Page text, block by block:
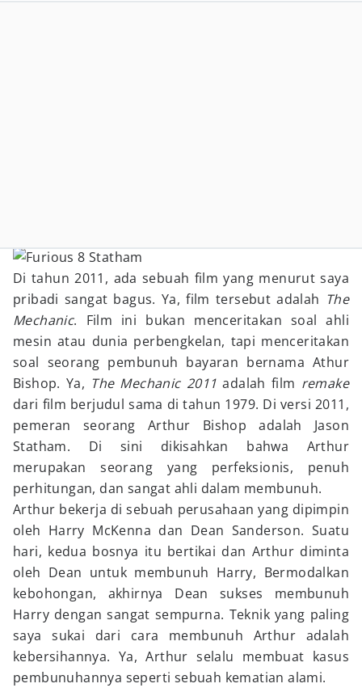
Di tahun 2011, ada sebuah film yang menurut saya
pribadi sangat bagus. Ya, film tersebut adalah The
Mechanic. Film ini bukan menceritakan soal ahli
mesin atau dunia perbengkelan, tapi menceritakan
soal seorang pembunuh bayaran bernama Athur
Bishop. Ya, The Mechanic 2011 adalah film remake
dari film berjudul sama di tahun 1979. Di versi 2011,
pemeran seorang Arthur Bishop adalah Jason
Statham. Di sini dikisahkan bahwa Arthur
merupakan seorang yang perfeksionis, penuh
perhitungan, dan sangat ahli dalam membunuh.
Arthur bekerja di sebuah perusahaan yang dipimpin
oleh Harry McKenna dan Dean Sanderson. Suatu
hari, kedua bosnya itu bertikai dan Arthur diminta
oleh Dean untuk membunuh Harry, Bermodalkan
kebohongan, akhirnya Dean sukses membunuh
Harry dengan sangat sempurna. Teknik yang paling
saya sukai dari cara membunuh Arthur adalah
kebersihannya. Ya, Arthur selalu membuat kasus
pembunuhannya seperti sebuah kematian alami.